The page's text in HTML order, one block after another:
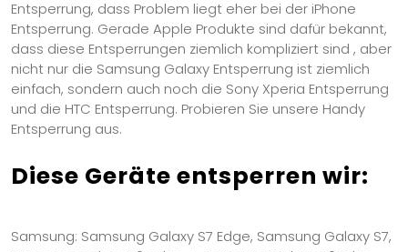
Entsperrung, dass Problem liegt eher bei der iPhone
Entsperrung. Gerade Apple Produkte sind dafür bekannt,
dass diese Entsperrungen ziemlich kompliziert sind , aber
nicht nur die Samsung Galaxy Entsperrung ist ziemlich
einfach, sondern auch noch die Sony Xperia Entsperrung
und die HTC Entsperrung. Probieren Sie unsere Handy
Entsperrung aus.
Diese Geräte entsperren wir:
Samsung: Samsung Galaxy S7 Edge, Samsung Galaxy S7,